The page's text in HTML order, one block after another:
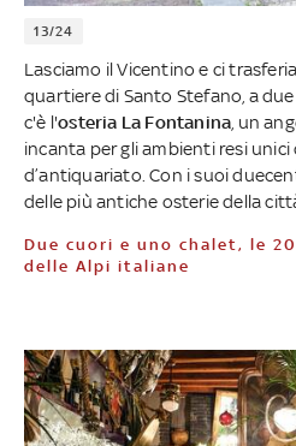
13/24
Lasciamo il Vicentino e ci
quartiere di Santo Stefano, a due
c'è l'osteria La Fontanina un
incanta per gli ambienti resi
d’antiquariato. Con i suoi
delle più antiche osterie della
Due cuori e uno chalet, le 20 baite più romantiche
delle Alpi italiane